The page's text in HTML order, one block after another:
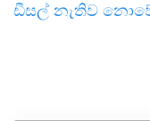
ඩීසල් නැතිව